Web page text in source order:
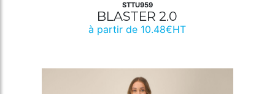
STTU959
BLASTER 2.0
à partir de 10.48€HT